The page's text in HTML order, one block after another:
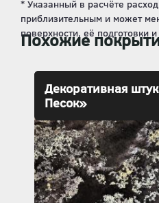
Похожие
Декоративная
Песок»